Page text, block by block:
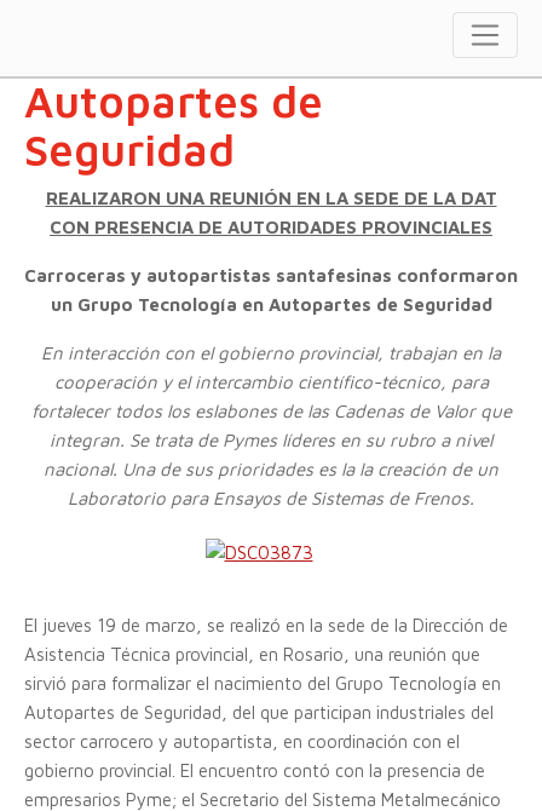
Grupo Tecnología en
Autopartes de
Seguridad
REALIZARON UNA REUNIÓN EN LA SEDE DE LA DAT
CON PRESENCIA DE AUTORIDADES PROVINCIALES
Carroceras y autopartistas santafesinas conformaron
un Grupo Tecnología en Autopartes de Seguridad
En interacción con el gobierno provincial, trabajan en la
cooperación y el intercambio científico-técnico, para
fortalecer todos los eslabones de las Cadenas de Valor que
integran. Se trata de Pymes líderes en su rubro a nivel
nacional. Una de sus prioridades es la la creación de un
Laboratorio para Ensayos de Sistemas de Frenos.
El jueves 19 de marzo, se realizó en la sede de la Dirección de
Asistencia Técnica provincial, en Rosario, una reunión que
sirvió para formalizar el nacimiento del Grupo Tecnología en
Autopartes de Seguridad, del que participan industriales del
sector carrocero y autopartista, en coordinación con el
gobierno provincial. El encuentro contó con la presencia de
empresarios Pyme; el Secretario del Sistema Metalmecánico